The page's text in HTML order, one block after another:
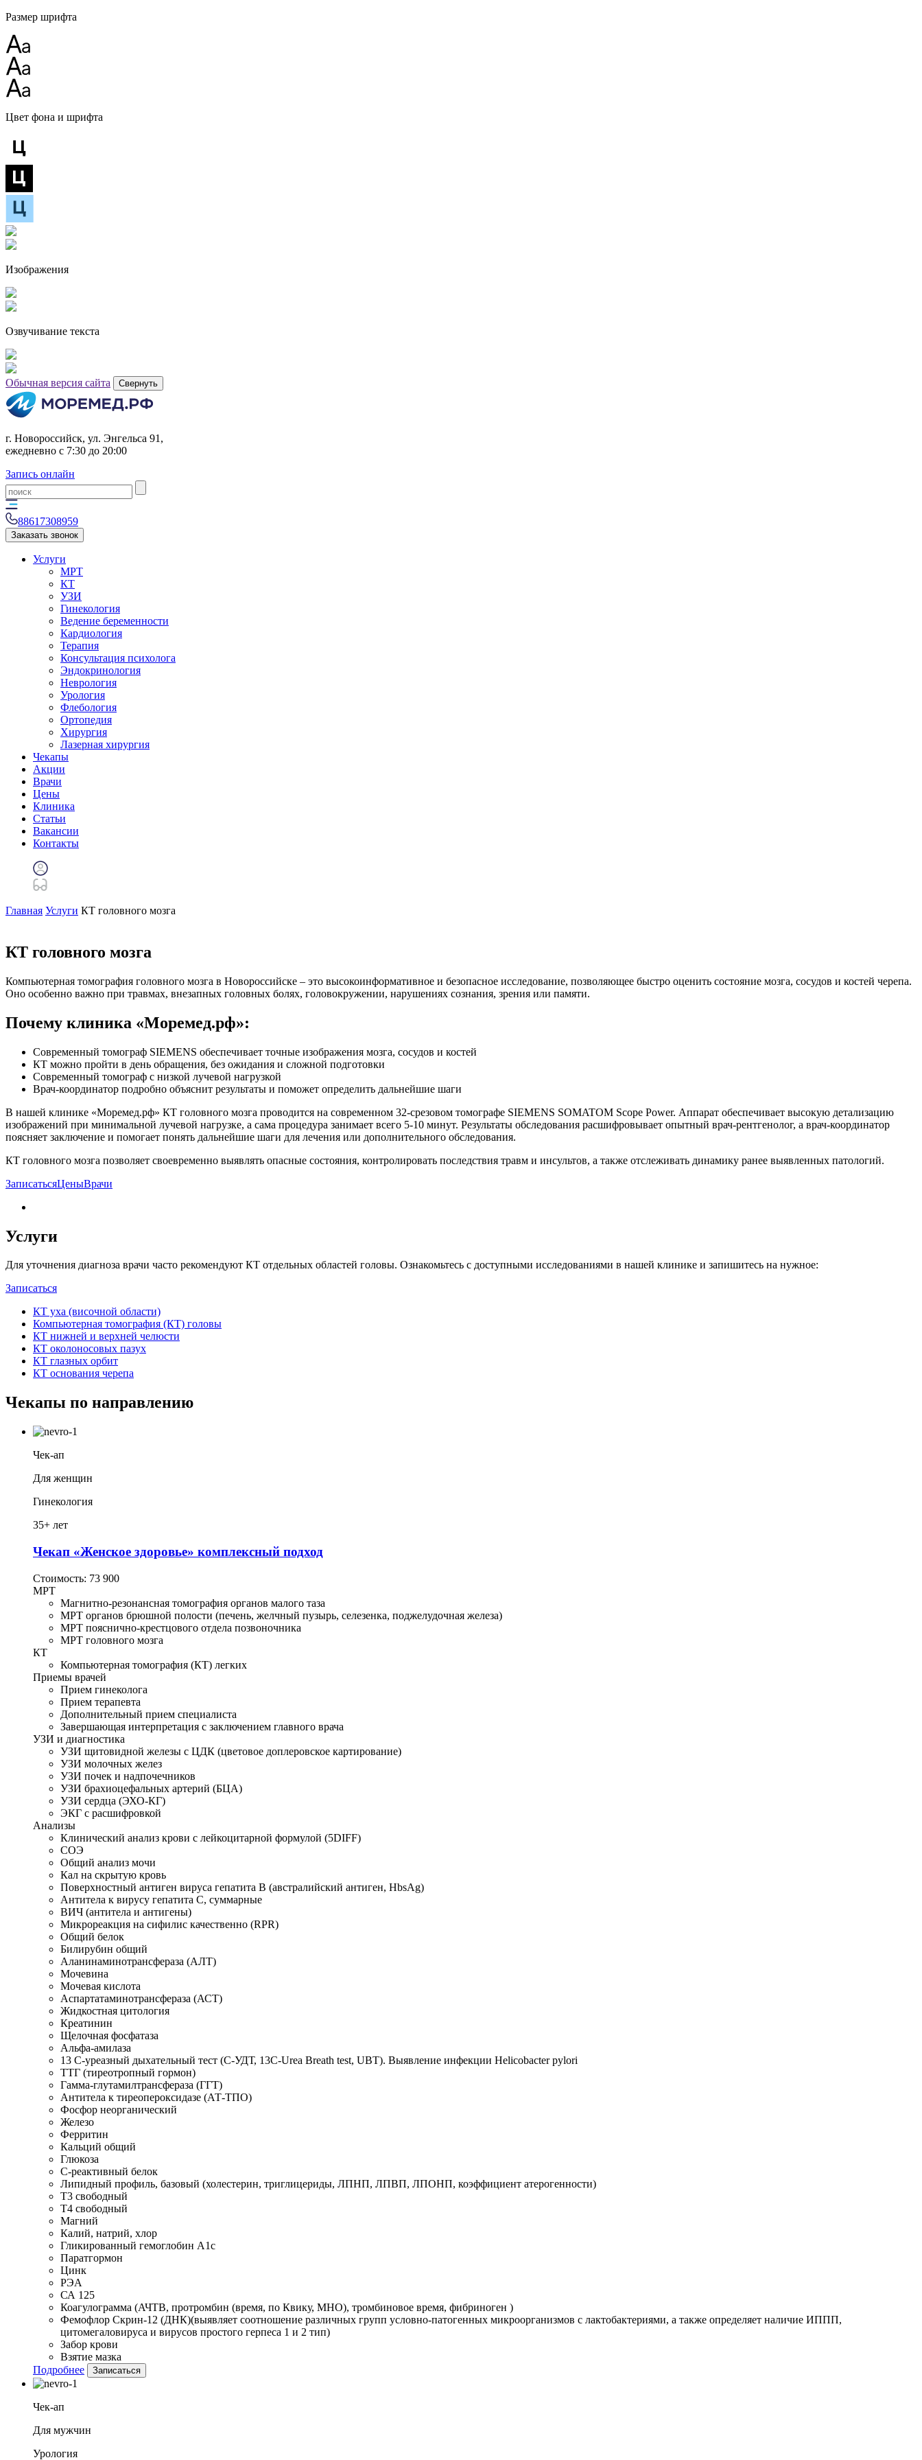
Размер шрифта
Цвет фона и шрифта
Изображения
Озвучивание текста
Обычная версия сайта Свернуть
г. Новороссийск, ул. Энгельса 91,
ежедневно с 7:30 до 20:00
Запись онлайн
88617308959
Заказать звонок
Услуги
МРТ
КТ
УЗИ
Гинекология
Ведение беременности
Кардиология
Терапия
Консультация психолога
Эндокринология
Неврология
Урология
Флебология
Ортопедия
Хирургия
Лазерная хирургия
Чекапы
Акции
Врачи
Цены
Клиника
Статьи
Вакансии
Контакты
Главная Услуги КТ головного мозга
КТ головного мозга
Компьютерная томография головного мозга в Новороссийске – это высокоинформативное и безопасное исследование, позволяющее быстро оценить состояние мозга, сосудов и костей черепа.
Оно особенно важно при травмах, внезапных головных болях, головокружении, нарушениях сознания, зрения или памяти.
Почему клиника «Моремед.рф»:
Современный томограф SIEMENS обеспечивает точные изображения мозга, сосудов и костей
КТ можно пройти в день обращения, без ожидания и сложной подготовки
Современный томограф с низкой лучевой нагрузкой
Врач-координатор подробно объяснит результаты и поможет определить дальнейшие шаги
В нашей клинике «Моремед.рф» КТ головного мозга проводится на современном 32-срезовом томографе SIEMENS SOMATOM Scope Power. Аппарат обеспечивает высокую детализацию
изображений при минимальной лучевой нагрузке, а сама процедура занимает всего 5-10 минут. Результаты обследования расшифровывает опытный врач-рентгенолог, а врач-координатор
поясняет заключение и помогает понять дальнейшие шаги для лечения или дополнительного обследования.
КТ головного мозга позволяет своевременно выявлять опасные состояния, контролировать последствия травм и инсультов, а также отслеживать динамику ранее выявленных патологий.
ЗаписатьсяЦеныВрачи
Услуги
Для уточнения диагноза врачи часто рекомендуют КТ отдельных областей головы. Ознакомьтесь с доступными исследованиями в нашей клинике и запишитесь на нужное:
Записаться
КТ уха (височной области)
Компьютерная томография (КТ) головы
КТ нижней и верхней челюсти
КТ околоносовых пазух
КТ глазных орбит
КТ основания черепа
Чекапы по направлению
Чек-ап
Для женщин
Гинекология
35+ лет
Чекап «Женское здоровье» комплексный подход
Стоимость: 73 900
МРТ
Магнитно-резонансная томография органов малого таза
МРТ органов брюшной полости (печень, желчный пузырь, селезенка, поджелудочная железа)
МРТ пояснично-крестцового отдела позвоночника
МРТ головного мозга
КТ
Компьютерная томография (КТ) легких
Приемы врачей
Прием гинеколога
Прием терапевта
Дополнительный прием специалиста
Завершающая интерпретация с заключением главного врача
УЗИ и диагностика
УЗИ щитовидной железы с ЦДК (цветовое доплеровское картирование)
УЗИ молочных желез
УЗИ почек и надпочечников
УЗИ брахиоцефальных артерий (БЦА)
УЗИ сердца (ЭХО-КГ)
ЭКГ с расшифровкой
Анализы
Клинический анализ крови с лейкоцитарной формулой (5DIFF)
СОЭ
Общий анализ мочи
Кал на скрытую кровь
Поверхностный антиген вируса гепатита В (австралийский антиген, HbsAg)
Антитела к вирусу гепатита С, суммарные
ВИЧ (антитела и антигены)
Микрореакция на сифилис качественно (RPR)
Общий белок
Билирубин общий
Аланинаминотрансфераза (АЛТ)
Мочевина
Мочевая кислота
Аспартатаминотрансфераза (АСТ)
Жидкостная цитология
Креатинин
Щелочная фосфатаза
Альфа-амилаза
13 С-уреазный дыхательный тест (С-УДТ, 13C-Urea Breath test, UBT). Выявление инфекции Helicobacter pylori
ТТГ (тиреотропный гормон)
Гамма-глутамилтрансфераза (ГГТ)
Антитела к тиреопероксидазе (АТ-ТПО)
Фосфор неорганический
Железо
Ферритин
Кальций общий
Глюкоза
С-реактивный белок
Липидный профиль, базовый (холестерин, триглицериды, ЛПНП, ЛПВП, ЛПОНП, коэффициент атерогенности)
Т3 свободный
Т4 свободный
Магний
Калий, натрий, хлор
Гликированный гемоглобин А1с
Паратгормон
Цинк
РЭА
СА 125
Коагулограмма (АЧТВ, протромбин (время, по Квику, МНО), тромбиновое время, фибриноген )
Фемофлор Скрин-12 (ДНК)(выявляет соотношение различных групп условно-патогенных микроорганизмов с лактобактериями, а также определяет наличие ИППП,
цитомегаловируса и вирусов простого герпеса 1 и 2 тип)
Забор крови
Взятие мазка
Подробнее
Записаться
Чек-ап
Для мужчин
Урология